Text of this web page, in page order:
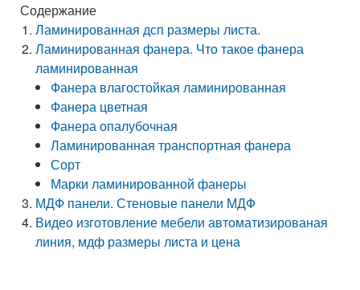
Содержание
Ламинированная дсп размеры листа.
Ламинированная фанера. Что такое фанера
ламинированная
Фанера влагостойкая ламинированная
Фанера цветная
Фанера опалубочная
Ламинированная транспортная фанера
Сорт
Марки ламинированной фанеры
МДФ панели. Стеновые панели МДФ
Видео изготовление мебели автоматизированая
линия, мдф размеры листа и цена